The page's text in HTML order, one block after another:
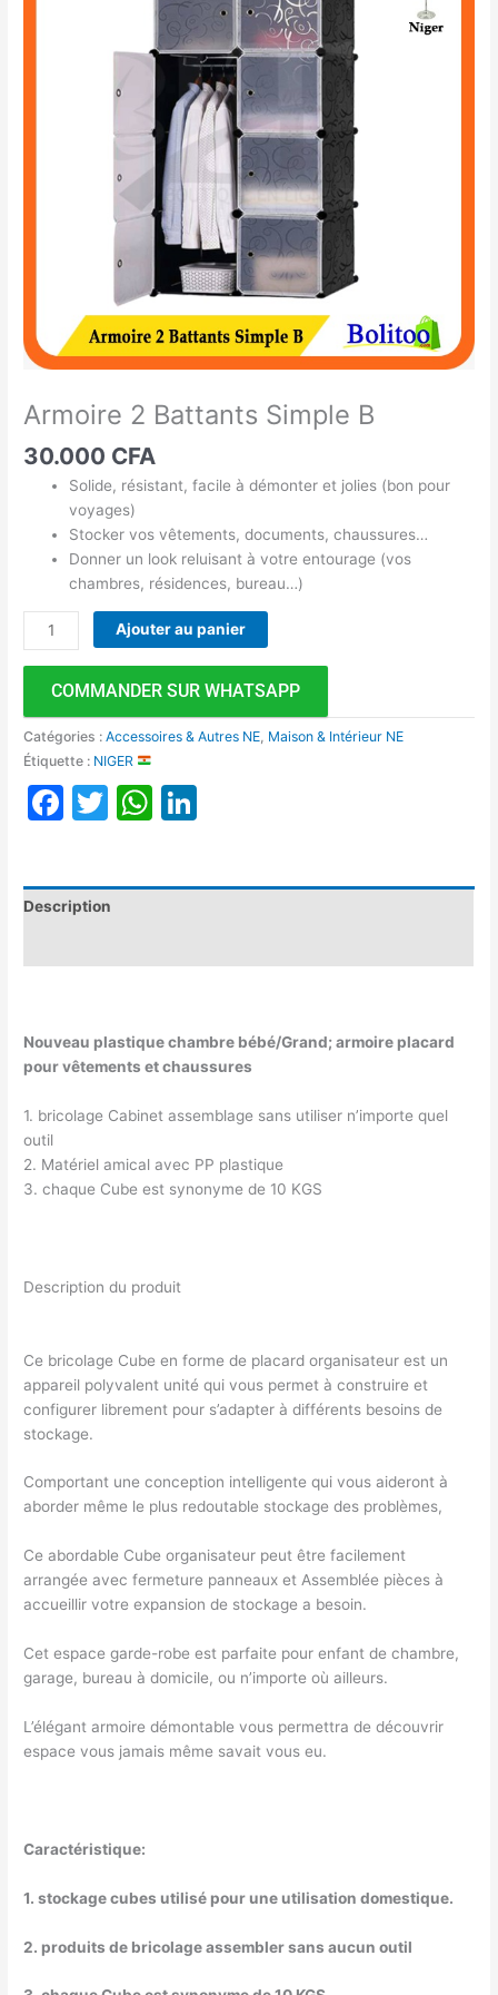
Armoire 2 Battants Simple B
30.000 CFA
Solide, résistant, facile à démonter et jolies (bon pour
voyages)
Stocker vos vêtements, documents, chaussures…
Donner un look reluisant à votre entourage (vos
chambres, résidences, bureau…)
Ajouter au panier
COMMANDER SUR WHATSAPP
Catégories :Accessoires & Autres NE Maison & Intérieur NE
Étiquette : NIGER
Facebook
TwitterWhatsApp
Description
Nouveau plastique chambre bébé/Grand; armoire placard
pour vêtements et chaussures
1. bricolage Cabinet assemblage sans utiliser n’importe quel
outil
2. Matériel amical avec PP plastique
3. chaque Cube est synonyme de 10 KGS
Description du produit
Ce bricolage Cube en forme de placard organisateur est un
appareil polyvalent unité qui vous permet à construire et
configurer librement pour s’adapter à différents besoins de
stockage.
Comportant une conception intelligente qui vous aideront à
aborder même le plus redoutable stockage des problèmes,
Ce abordable Cube organisateur peut être facilement
arrangée avec fermeture panneaux et Assemblée pièces à
accueillir votre expansion de stockage a besoin.
Cet espace garde-robe est parfaite pour enfant de chambre,
garage, bureau à domicile, ou n’importe où ailleurs.
L’élégant armoire démontable vous permettra de découvrir
espace vous jamais même savait vous eu.
Caractéristique:
1. stockage cubes utilisé pour une utilisation domestique.
2. produits de bricolage assembler sans aucun outil